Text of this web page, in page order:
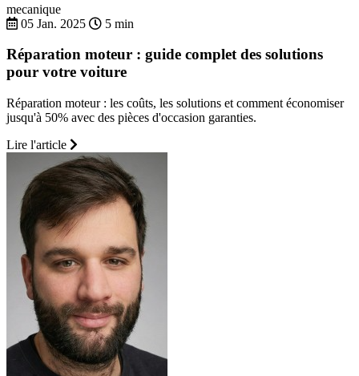
mecanique
05 Jan. 2025
5 min
Réparation moteur : guide complet des solutions
pour votre voiture
Réparation moteur : les coûts, les solutions et comment économiser
jusqu'à 50% avec des pièces d'occasion garanties.
Lire l'article